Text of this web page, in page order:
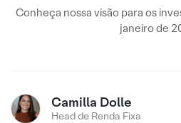
Conheça nossa visão para os
janeiro de
Camilla Dolle
Head de Renda Fixa